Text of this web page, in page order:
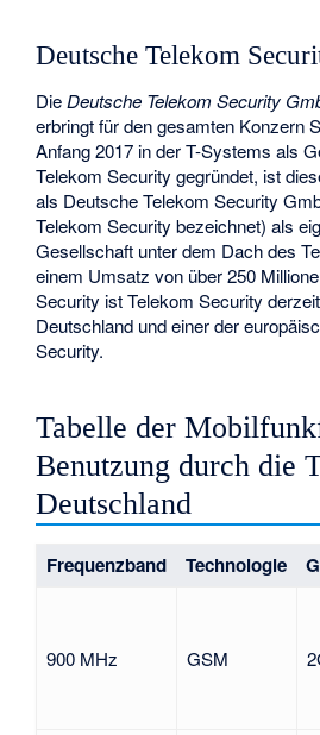
Deutsche Telekom
DieDeutsche Telekom Security
erbringt für den gesamten Konzern
Anfang 2017 in der T-Systems als
Telekom Security gegründet, ist
als Deutsche Telekom Security
Telekom Security bezeichnet) als
Gesellschaft unter dem Dach des
einem Umsatz von über 250
Security ist Telekom Security
Deutschland und einer der
Security.
Tabelle der
Benutzung durch die
Deutschland
Frequenzband Technologie
900 MHz GSM